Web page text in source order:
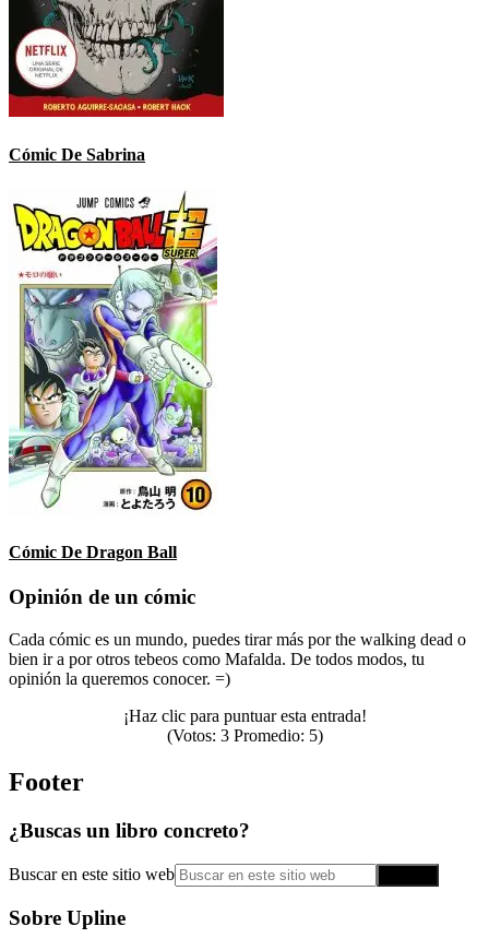
Cómic De Sabrina
Cómic De Dragon Ball
Opinión de un cómic
Cada cómic es un mundo, puedes tirar más por the walking dead o
bien ir a por otros tebeos como Mafalda. De todos modos, tu
opinión la queremos conocer. =)
¡Haz clic para puntuar esta entrada!
(Votos: 3Promedio: 5)
Footer
¿Buscas un libro concreto?
Buscar en este sitio web
Sobre Upline